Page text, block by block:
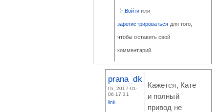
Войти или
зарегистрироваться для того,
чтобы оставить свой
комментарий.
prana_dk
Пт, 2017-01-
06 17:31
link
Кажется, Кате
и полный
привод не